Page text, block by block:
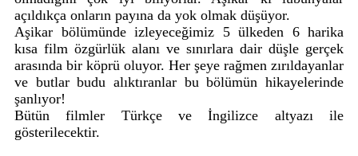
açıldıkça onların payına da yok olmak düşüyor.
Aşikar bölümünde izleyeceğimiz 5 ülkeden 6 harika
kısa film özgürlük alanı ve sınırlara dair düşle gerçek
arasında bir köprü oluyor. Her şeye rağmen zırıldayanlar
ve butlar budu alıktıranlar bu bölümün hikayelerinde
şanlıyor!
Bütün filmler Türkçe ve İngilizce altyazı ile
gösterilecektir.